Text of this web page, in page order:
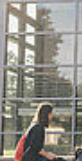
auf Einladung
9. Oktober soll